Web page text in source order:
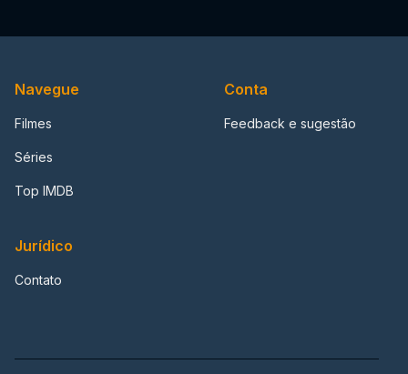
Navegue
Filmes
Séries
Top IMDB
Conta
Feedback e sugestão
Jurídico
Contato